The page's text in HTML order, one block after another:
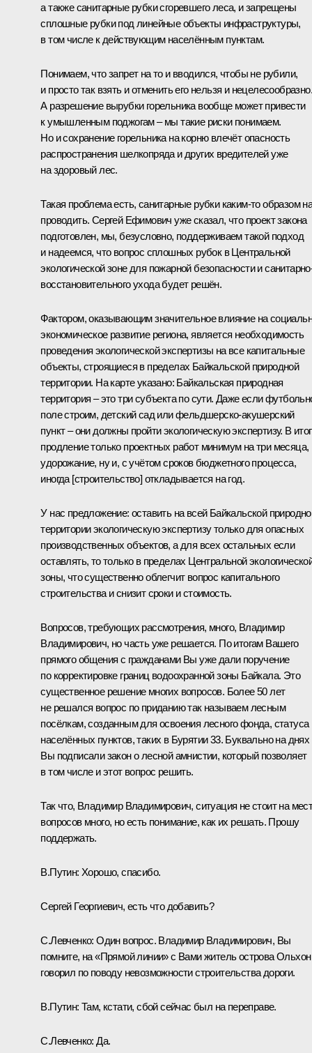
а также санитарные рубки сгоревшего леса, и запрещены
сплошные рубки под линейные объекты инфраструктуры,
в том числе к действующим населённым пунктам.
Понимаем, что запрет на то и вводился, чтобы не рубили,
и просто так взять и отменить его нельзя и нецелесообразно.
А разрешение вырубки горельника вообще может привести
к умышленным поджогам – мы такие риски понимаем.
Но и сохранение горельника на корню влечёт опасность
распространения шелкопряда и других вредителей уже
на здоровый лес.
Такая проблема есть, санитарные рубки каким-то образом
проводить. Сергей Ефимович уже сказал, что проект закона
подготовлен, мы, безусловно, поддерживаем такой подход
и надеемся, что вопрос сплошных рубок в Центральной
экологической зоне для пожарной безопасности и
восстановительного ухода будет решён.
Фактором, оказывающим значительное влияние на
экономическое развитие региона, является необходимость
проведения экологической экспертизы на все капитальные
объекты, строящиеся в пределах Байкальской природной
территории. На карте указано: Байкальская природная
территория – это три субъекта по сути. Даже если
поле строим, детский сад или фельдшерско-акушерский
пункт – они должны пройти экологическую экспертизу. В
продление только проектных работ минимум на три месяца,
удорожание, ну и, с учётом сроков бюджетного процесса,
иногда [строительство] откладывается на год.
У нас предложение: оставить на всей Байкальской
территории экологическую экспертизу только для опасных
производственных объектов, а для всех остальных если
оставлять, то только в пределах Центральной
зоны, что существенно облегчит вопрос капитального
строительства и снизит сроки и стоимость.
Вопросов, требующих рассмотрения, много, Владимир
Владимирович, но часть уже решается. По итогам Вашего
прямого общения с гражданами Вы уже дали поручение
по корректировке границ водоохранной зоны Байкала. Это
существенное решение многих вопросов. Более 50 лет
не решался вопрос по приданию так называем лесным
посёлкам, созданным для освоения лесного фонда, статуса
населённых пунктов, таких в Бурятии 33. Буквально на днях
Вы подписали закон о лесной амнистии, который позволяет
в том числе и этот вопрос решить.
Так что, Владимир Владимирович, ситуация не стоит на
вопросов много, но есть понимание, как их решать. Прошу
поддержать.
В.Путин: Хорошо, спасибо.
Сергей Георгиевич, есть что добавить?
С.Левченко: Один вопрос. Владимир Владимирович, Вы
помните, на «Прямой линии» с Вами житель острова Ольхон
говорил по поводу невозможности строительства дороги.
В.Путин: Там, кстати, сбой сейчас был на переправе.
С.Левченко: Да.